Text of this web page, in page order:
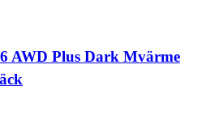
AWD Plus Dark Mvärme